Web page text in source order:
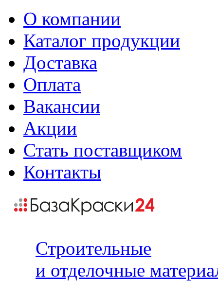
О компании
Каталог продукции
Доставка
Оплата
Вакансии
Акции
Стать поставщиком
Контакты
Строительные
и отделочные